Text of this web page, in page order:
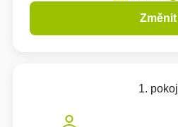
Změnit
1. pokoj